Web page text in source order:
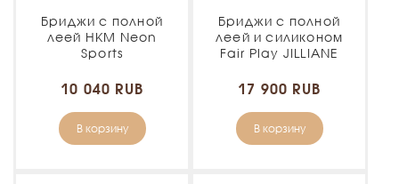
Бриджи с полной
леей HKM Neon
Sports
10 040 RUB
В корзину
Бриджи с полной
леей и силиконом
Fair Play JILLIANE
17 900 RUB
В корзину